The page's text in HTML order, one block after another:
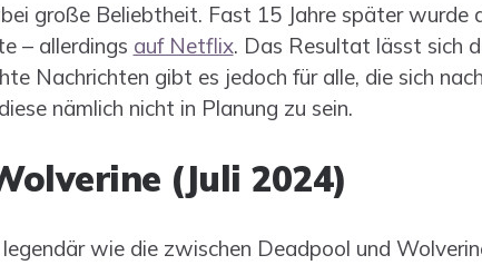
große Beliebtheit. Fast 15 Jahre später wurde
– allerdings auf Netflix. Das Resultat lässt sich
Nachrichten gibt es jedoch für alle, die sich
nämlich nicht in Planung zu sein.
(Juli 2024)
wie die zwischen Deadpool und